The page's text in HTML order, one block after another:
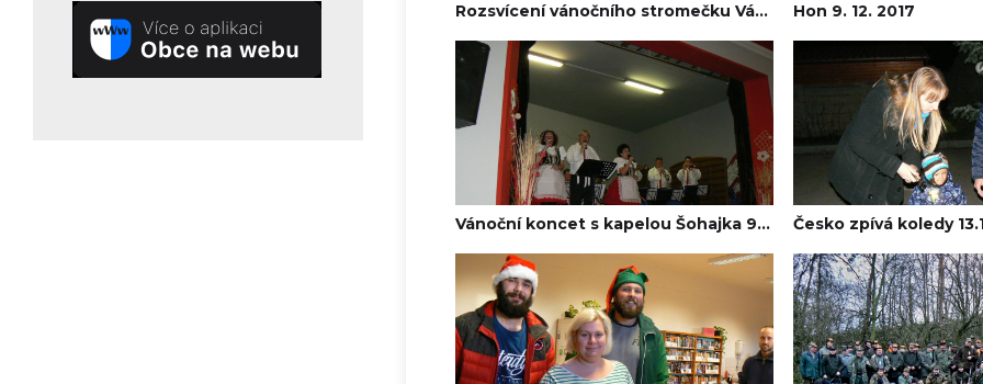
Rozsvícení vánočního stromečku Vážany n/Lit. 2017 Hon 9. 12. 2017
Vánoční koncet s kapelou Šohajka 9. 12. 2017 Česko zpívá koledy